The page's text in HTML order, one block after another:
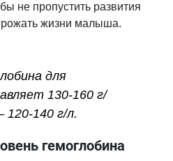
не пропустить развития
жизни малыша.
для
130-160 г/
120-140 г/л.
гемоглобина